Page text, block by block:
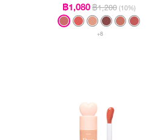
฿1,080฿1,200 (10%)
+8